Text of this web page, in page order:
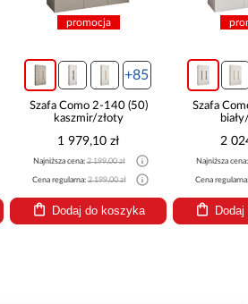
promocja
+85
Szafa Como 2-140 (50)
kaszmir/złoty
1 979,10 zł
Najniższa cena:2 199,00 zł
Cena regularna:2 199,00 zł
Dodaj do koszyka
Szafa
2
Najniższa
Cena